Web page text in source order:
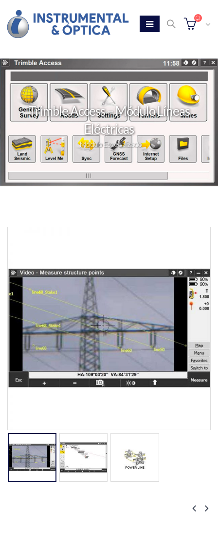
Trimble Access – Módulo Líneas
Eléctricas
Módulo Especializado
Home Tienda Trimble Access – Módulo Líneas Eléctricas